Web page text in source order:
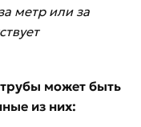
метр или за
может быть
из них: